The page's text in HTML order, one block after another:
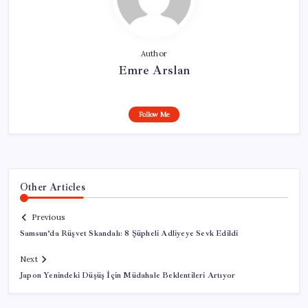
Author
Emre Arslan
Follow Me
Other Articles
Previous
Samsun’da Rüşvet Skandalı: 8 Şüpheli Adliyeye Sevk Edildi
Next
Japon Yenindeki Düşüş İçin Müdahale Beklentileri Artıyor